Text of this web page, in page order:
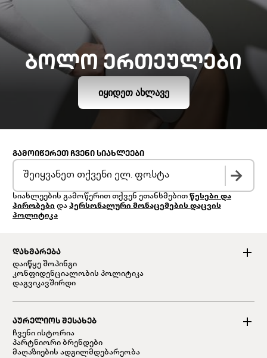
ᲑᲝᲚᲝ ᲔᲠᲗᲔᲣᲚᲔᲑᲘ
ᲘᲧᲘᲓᲔᲗ ᲐᲮᲚᲐᲕᲔ
ᲓᲐᲮᲛᲐᲠᲔᲑᲐ
დაიწყე შოპინგი
კონფიდენციალობის პოლიტიკა
დაგვიკავშირდი
ᲐᲣᲠᲔᲚᲘᲝᲡ ᲨᲔᲡᲐᲮᲔᲑ
ჩვენი ისტორია
პარტნიორი ბრენდები
მაღაზიების ადგილმდებარეობა
ᲒᲐᲛᲝᲘᲬᲔᲠᲔᲗ ᲩᲕᲔᲜᲘ ᲡᲘᲐᲮᲚᲔᲔᲑᲘ
სიახლეების გამოწერით თქვენ ეთანხმებით წესები და
პირობები და პერსონალური მონაცემების დაცვის
პოლიტიკა